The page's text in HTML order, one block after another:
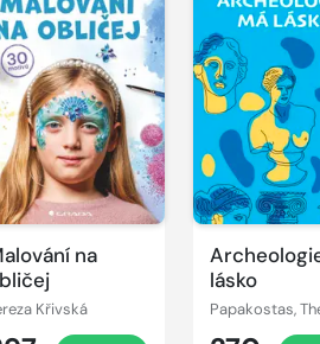
na
Křivská
lásko
Papakostas,